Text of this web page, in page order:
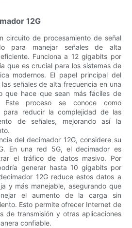
12G
circuito de procesamiento de señal
para manejar señales de alta
Funciona a 12 gigabits por
que es crucial para los sistemas de
modernos. El papel principal del
señales de alta frecuencia en una
que hace que sean más fáciles de
Este proceso se conoce como
reducir la complejidad de las
de señales, mejorando así la
del decimador 12G, considere su
En una red 5G, el decimador es
el tráfico de datos masivo. Por
generar hasta 10 gigabits por
12G reduce estos datos a
y más manejable, asegurando que
el aumento de la carga sin
Esto permite ofrecer Internet de
de transmisión y otras aplicaciones
confiable.